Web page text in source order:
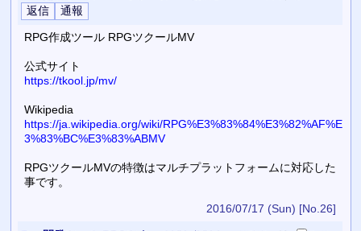
RPG作成ツール RPGツクールMV
公式サイト
https://tkool.jp/mv/
Wikipedia
https://ja.wikipedia.org/wiki/RPG%E3%83%84%E3%82%AF%E
3%83%BC%E3%83%ABMV
RPGツクールMVの特徴はマルチプラットフォームに対応した
事です。
2016/07/17 (Sun) [No.26]